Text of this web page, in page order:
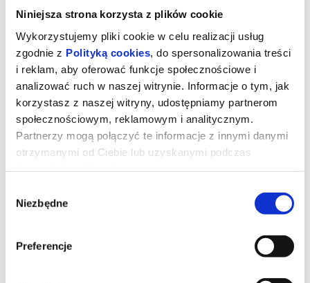
Niniejsza strona korzysta z plików cookie
Wykorzystujemy pliki cookie w celu realizacji usług
zgodnie z Polityką cookies , do spersonalizowania treści
i reklam, aby oferować funkcje społecznościowe i
analizować ruch w naszej witrynie. Informacje o tym, jak
korzystasz z naszej witryny, udostępniamy partnerom
społecznościowym, reklamowym i analitycznym.
Partnerzy mogą połączyć te informacje z innymi danymi
otrzymanymi od Ciebie lub uzyskanymi podczas
zgody
Niezbędne
Preferencje
Ojczyzna
a jego córką Eriką (Sandra Hüller) – aktorką i pisarką. Akcja
rozgrywa się w szczytowym okresie zimnej wojny. Ojciec i córka
wyruszają w trudną, pełną emocji podróż czarnym Buickiem przez
Weimaru pod wpływem sowieckim. Po raz pierwszy od wojny